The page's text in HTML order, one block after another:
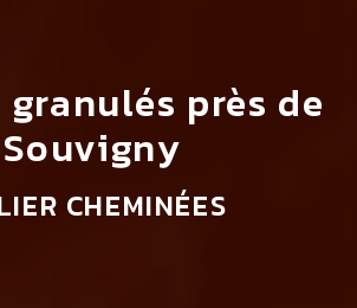
près de
Souvigny
CHEMINÉES